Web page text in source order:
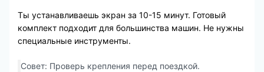
Ты устанавливаешь экран за 10-15 минут. Готовый
комплект подходит для большинства машин. Не нужны
специальные инструменты.
Совет: Проверь крепления перед поездкой.